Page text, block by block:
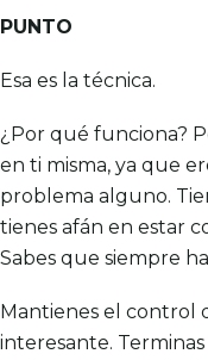
PUNTO
Esa es la técnica.
¿Por qué funciona?
en ti misma, ya que
problema alguno.
tienes afán en estar
Sabes que siempre
Mantienes el control
interesante. Terminas